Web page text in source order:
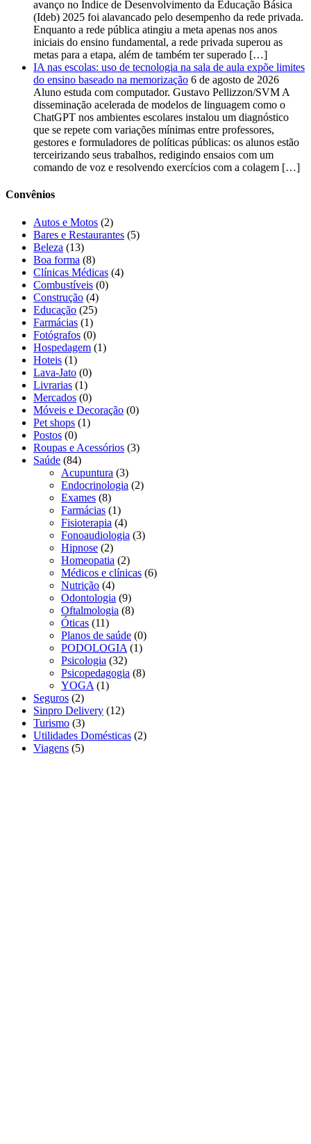
avanço no Índice de Desenvolvimento da Educação Básica
(Ideb) 2025 foi alavancado pelo desempenho da rede privada.
Enquanto a rede pública atingiu a meta apenas nos anos
iniciais do ensino fundamental, a rede privada superou as
metas para a etapa, além de também ter superado […]
IA nas escolas: uso de tecnologia na sala de aula expõe limites
do ensino baseado na memorização 6 de agosto de 2026
Aluno estuda com computador. Gustavo Pellizzon/SVM A
disseminação acelerada de modelos de linguagem como o
ChatGPT nos ambientes escolares instalou um diagnóstico
que se repete com variações mínimas entre professores,
gestores e formuladores de políticas públicas: os alunos estão
terceirizando seus trabalhos, redigindo ensaios com um
comando de voz e resolvendo exercícios com a colagem […]
Convênios
Autos e Motos (2)
Bares e Restaurantes (5)
Beleza (13)
Boa forma (8)
Clínicas Médicas (4)
Combustíveis (0)
Construção (4)
Educação (25)
Farmácias (1)
Fotógrafos (0)
Hospedagem (1)
Hoteis (1)
Lava-Jato (0)
Livrarias (1)
Mercados (0)
Móveis e Decoração (0)
Pet shops (1)
Postos (0)
Roupas e Acessórios (3)
Saúde (84)
Acupuntura (3)
Endocrinologia (2)
Exames (8)
Farmácias (1)
Fisioterapia (4)
Fonoaudiologia (3)
Hipnose (2)
Homeopatia (2)
Médicos e clínicas (6)
Nutrição (4)
Odontologia (9)
Oftalmologia (8)
Óticas (11)
Planos de saúde (0)
PODOLOGIA (1)
Psicologia (32)
Psicopedagogia (8)
YOGA (1)
Seguros (2)
Sinpro Delivery (12)
Turismo (3)
Utilidades Domésticas (2)
Viagens (5)